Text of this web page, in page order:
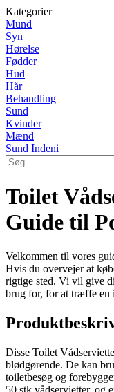
Kategorier
Mund
Syn
Hørelse
Fødder
Hud
Hår
Behandling
Sund
Kvinder
Mænd
Sund Indeni
Toilet
Guide til
Velkommen til vores
Hvis du overvejer at
rigtige sted. Vi vil give
brug for, for at træffe en
Disse Toilet
blødgørende. De kan
toiletbesøg og
50 stk vådservietter, og